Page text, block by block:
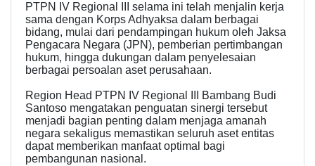
PTPN IV Regional III selama ini telah menjalin kerja
sama dengan Korps Adhyaksa dalam berbagai
bidang, mulai dari pendampingan hukum oleh Jaksa
Pengacara Negara (JPN), pemberian pertimbangan
hukum, hingga dukungan dalam penyelesaian
berbagai persoalan aset perusahaan.
Region Head PTPN IV Regional III Bambang Budi
Santoso mengatakan penguatan sinergi tersebut
menjadi bagian penting dalam menjaga amanah
negara sekaligus memastikan seluruh aset entitas
dapat memberikan manfaat optimal bagi
pembangunan nasional.